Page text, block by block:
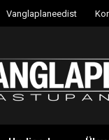
Vanglaplaneedist